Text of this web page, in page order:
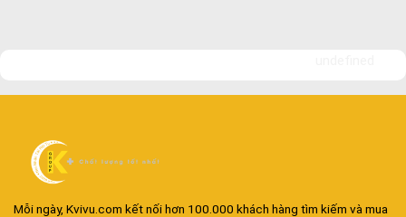
Mỗi ngày, Kvivu.com kết nối hơn 100.000 khách hàng tìm kiếm và mua